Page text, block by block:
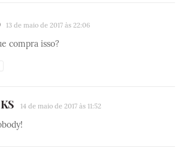
13 de maio de 2017 às 22:06
compra isso?
14 de maio de 2017 às 11:52